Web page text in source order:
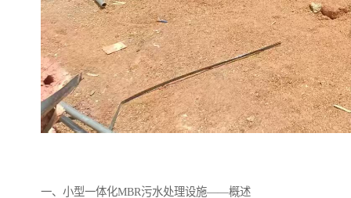
一、小型一体化MBR污水处理设施——概述
微动力污水处理设备 集中式生活污水处理设备
接触式一体化污水处理设 化粪池一体化污水处理设
备
污水处理一体化设备 气浮机设备
淀粉污水处理设备 塑料污水处理设备